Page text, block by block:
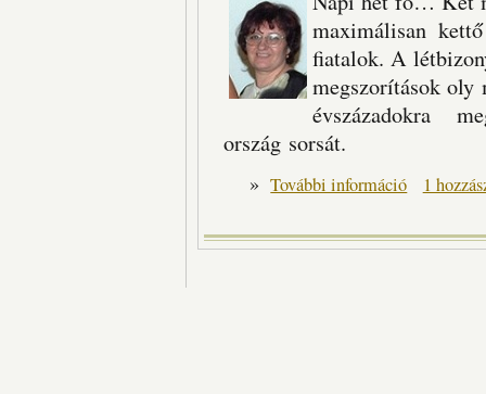
maximálisan
fiatalok. A
megszorítások oly
évszázadokra
ország sorsát.
» További információ Napi hét fő
1